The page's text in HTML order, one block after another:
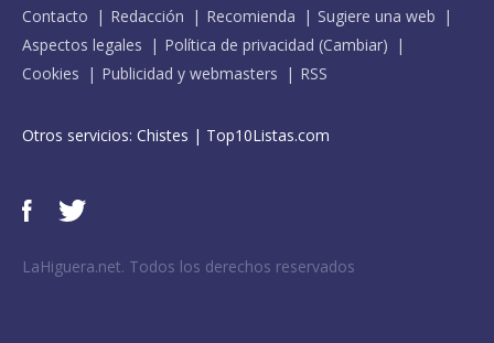
Contacto Redacción Recomienda
Sugiere una web
Aspectos legales
Política de privacidad (Cambiar)
Cookies
Publicidad y webmasters RSS
Otros servicios: Chistes | Top10Listas.com
LaHiguera.net. Todos los derechos reservados